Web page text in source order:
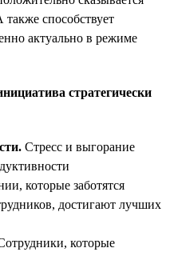
способствует
актуально в режиме
стратегически
Стресс и выгорание
которые заботятся
достигают лучших
которые